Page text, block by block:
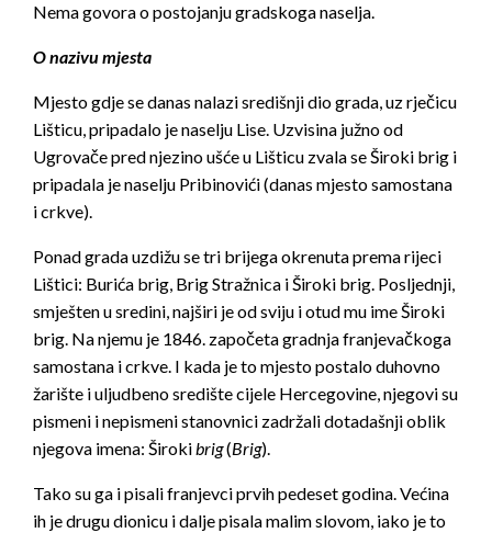
Nema govora o postojanju gradskoga naselja.
O nazivu mjesta
Mjesto gdje se danas nalazi središnji dio grada, uz rječicu
Lišticu, pripadalo je naselju Lise. Uzvisina južno od
Ugrovače pred njezino ušće u Lišticu zvala se Široki brig i
pripadala je naselju Pribinovići (danas mjesto samostana
i crkve).
Ponad grada uzdižu se tri brijega okrenuta prema rijeci
Lištici: Burića brig, Brig Stražnica i Široki brig. Posljednji,
smješten u sredini, najširi je od sviju i otud mu ime Široki
brig. Na njemu je 1846. započeta gradnja franjevačkoga
samostana i crkve. I kada je to mjesto postalo duhovno
žarište i uljudbeno središte cijele Hercegovine, njegovi su
pismeni i nepismeni stanovnici zadržali dotadašnji oblik
njegova imena: Širokibrig(Brig).
Tako su ga i pisali franjevci prvih pedeset godina. Većina
ih je drugu dionicu i dalje pisala malim slovom, iako je to